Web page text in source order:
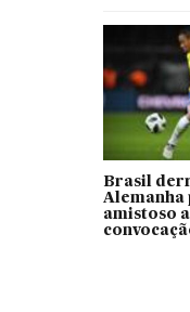
Brasil
Alemanha
amistoso